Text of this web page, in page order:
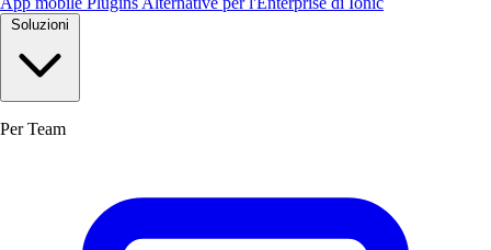
Soluzioni
Per Team